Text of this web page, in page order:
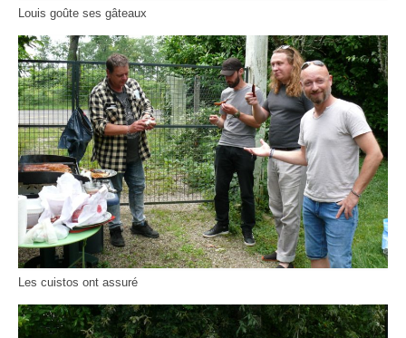
Louis goûte ses gâteaux
Les cuistos ont assuré